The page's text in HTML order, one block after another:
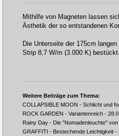
Mithilfe von Magneten lassen
Ästhetik der so entstandenen
Die Unterseite der 175cm
Strip 8,7 W/m (3.000 K)
Weitere Beiträge zum Thema:
COLLAPSIBLE MOON - Schlicht und
ROCK GARDEN - Variantenreich -
Rainy Day - Die "Nomadenleuchte"
GRAFFITI - Bestechende Leichtigkeit -